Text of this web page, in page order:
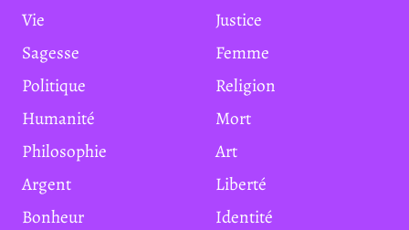
Vie
Justice
Sagesse
Femme
Politique
Religion
Humanité
Mort
Philosophie
Art
Argent
Liberté
Bonheur
Identité